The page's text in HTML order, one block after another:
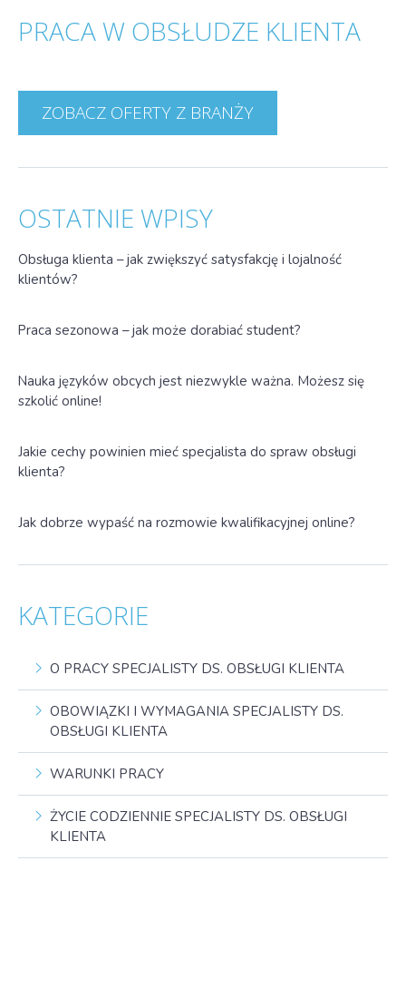
PRACA W OBSŁUDZE KLIENTA
ZOBACZ OFERTY Z BRANŻY
OSTATNIE WPISY
Obsługa klienta – jak zwiększyć satysfakcję i lojalność
klientów?
Praca sezonowa – jak może dorabiać student?
Nauka języków obcych jest niezwykle ważna. Możesz się
szkolić online!
Jakie cechy powinien mieć specjalista do spraw obsługi
klienta?
Jak dobrze wypaść na rozmowie kwalifikacyjnej online?
KATEGORIE
O PRACY SPECJALISTY DS. OBSŁUGI KLIENTA
OBOWIĄZKI I WYMAGANIA SPECJALISTY DS.
OBSŁUGI KLIENTA
WARUNKI PRACY
ŻYCIE CODZIENNIE SPECJALISTY DS. OBSŁUGI
KLIENTA